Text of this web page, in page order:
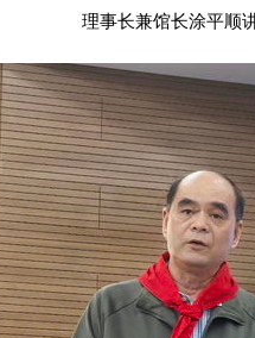
理事长兼馆长涂平顺